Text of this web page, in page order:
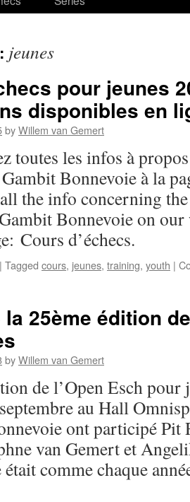
jeunes
pour jeunes
disponibles en
byWillem van Gemert
toutes les infos à
Bonnevoie à la
the info concerning the
Bonnevoie on our
Cours d’échecs.
| Tagged cours, jeunes, training, youth |
25ème édition
byWillem van Gemert
de l’Open Esch pour
au Hall
ont participé Pit
van Gemert et
était comme chaque